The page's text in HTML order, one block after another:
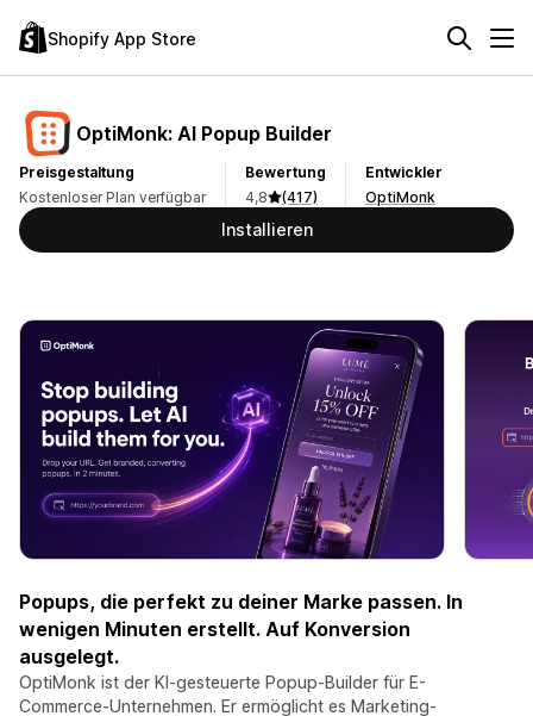
Shopify App Store
OptiMonk: AI Popup Builder
Preisgestaltung
Kostenloser Plan verfügbar
Bewertung
4,8
(417)
Entwickler
OptiMonk
Installieren
Popups, die perfekt zu deiner Marke passen. In
wenigen Minuten erstellt. Auf Konversion
ausgelegt.
OptiMonk ist der KI-gesteuerte Popup-Builder für E-
Commerce-Unternehmen. Er ermöglicht es Marketing-